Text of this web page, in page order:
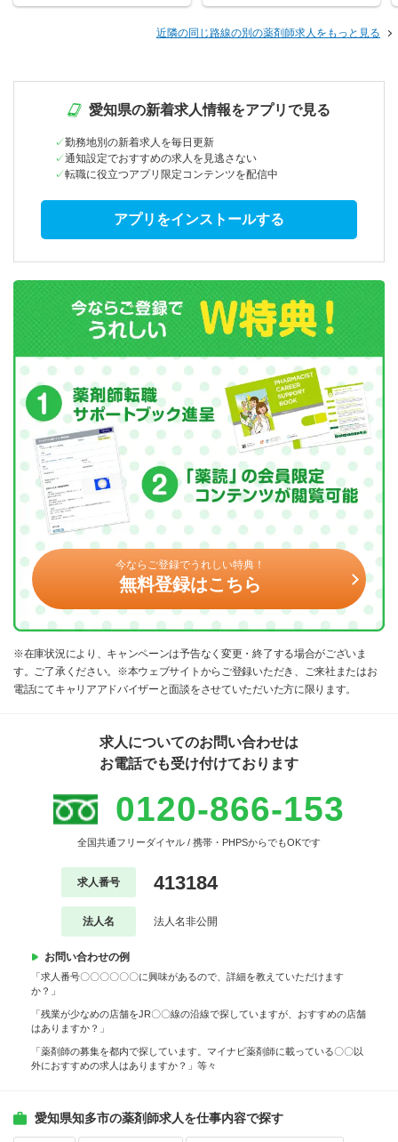
近隣の同じ路線の別の薬剤師求人をもっと見る
愛知県の新着求人情報をアプリで見る
勤務地別の新着求人を毎日更新
通知設定でおすすめの求人を見逃さない
転職に役立つアプリ限定コンテンツを配信中
アプリをインストールする
今ならご登録でうれしい特典！
無料登録はこちら
※在庫状況により、キャンペーンは予告なく変更・終了する場合がございま
す。ご了承ください。※本ウェブサイトからご登録いただき、ご来社またはお
電話にてキャリアアドバイザーと面談をさせていただいた方に限ります。
求人についてのお問い合わせは
お電話でも受け付けております
0120-866-153
全国共通フリーダイヤル / 携帯・PHPSからでもOKです
求人番号 413184
法人名 法人名非公開
お問い合わせの例
「求人番号〇〇〇〇〇〇に興味があるので、詳細を教えていただけます
か？」
「残業が少なめの店舗をJR〇〇線の沿線で探していますが、おすすめの店舗
はありますか？」
「薬剤師の募集を都内で探しています。マイナビ薬剤師に載っている〇〇以
外におすすめの求人はありますか？」等々
愛知県知多市の薬剤師求人を仕事内容で探す